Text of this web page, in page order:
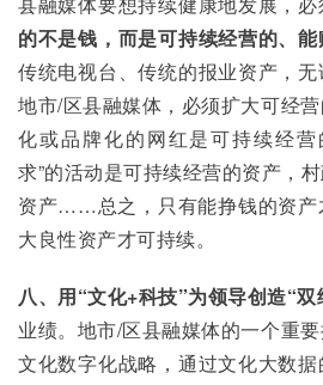
的不是钱，而是可持续经营的、能
传统电视台、传统的报业资产，
地市/区县融媒体，必须扩大可经
化或品牌化的网红是可持续经
求”的活动是可持续经营的资产，
资产……总之，只有能挣钱的资产
大良性资产才可持续。
八、用“文化+科技”为领导创造“双
业绩。地市/区县融媒体的一个重
文化数字化战略，通过文化大数